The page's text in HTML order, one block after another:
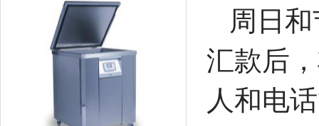
周日
汇款后
人和电